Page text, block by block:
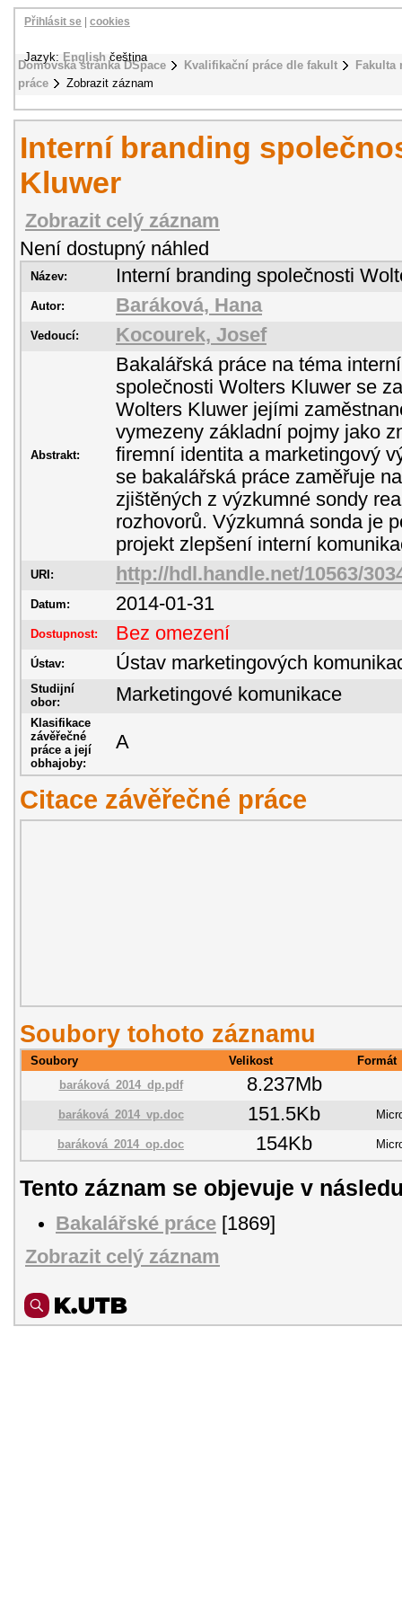
Domovská stránka DSpace Kvalifikační práce dle fakult
práce
Zobrazit záznam
Přihlásit se cookies
Jazyk: English čeština
Interní branding
Kluwer
Zobrazit celý záznam
Není dostupný náhled
Název: Interní branding společnosti
Autor: Baráková, Hana
Vedoucí: Kocourek, Josef
Abstrakt:
Bakalářská práce na téma
společnosti Wolters Kluwer se
Wolters Kluwer jejími
vymezeny základní pojmy jako
firemní identita a marketingový
se bakalářská práce zaměřuje
zjištěných z výzkumné sondy
rozhovorů. Výzkumná sonda je
projekt zlepšení interní
URI: http://hdl.handle.net/10563/
Datum: 2014-01-31
Dostupnost: Bez omezení
Ústav: Ústav marketingových
Studijní
obor:
Marketingové komunikace
Klasifikace
závěřečné
práce a její
obhajoby:
A
Citace závěřečné práce
Soubory tohoto záznamu
Soubory Velikost
Formát
baráková_2014_dp.pdf
8.237Mb
baráková_2014_vp.doc 151.5Kb
baráková_2014_op.doc 154Kb
Tento záznam se objevuje v
Bakalářské práce [1869]
Zobrazit celý záznam